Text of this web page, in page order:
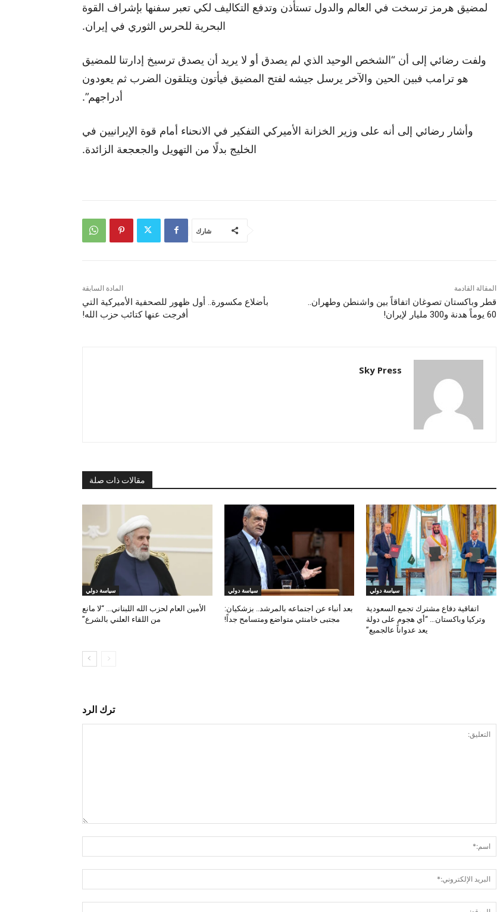
لمضيق هرمز ترسخت في العالم والدول تستأذن وتدفع التكاليف لكي تعبر سفنها بإشراف القوة
البحرية للحرس الثوري في إيران.
ولفت رضائي إلى أن “الشخص الوحيد الذي لم يصدق أو لا يريد أن يصدق ترسيخ إدارتنا للمضيق
هو ترامب فبين الحين والآخر يرسل جيشه لفتح المضيق فيأتون ويتلقون الضرب ثم يعودون
أدراجهم”.
وأشار رضائي إلى أنه على وزير الخزانة الأميركي التفكير في الانحناء أمام قوة الإيرانيين في
الخليج بدلًا من التهويل والجعجعة الزائدة.
شارك
المادة السابقة
بأضلاع مكسورة.. أول ظهور للصحفية الأميركية التي
أفرجت عنها كتائب حزب الله!
المقالة القادمة
قطر وباكستان تصوغان اتفاقاً بين واشنطن وطهران..
60 يوماً هدنة و300 مليار لإيران!
Sky Press
مقالات ذات صلة
سياسة دولي
اتفاقية دفاع مشترك تجمع السعودية
وتركيا وباكستان… “أي هجوم على دولة
يعد عدواناً عالجميع”
سياسة دولي
بعد أنباء عن اجتماعه بالمرشد.. بزشكيان:
مجتبى خامنئي متواضع ومتسامح جداً!
سياسة دولي
الأمين العام لحزب الله اللبناني… “لا مانع
من اللقاء العلني بالشرع”
ترك الرد
الإلكتروني:*